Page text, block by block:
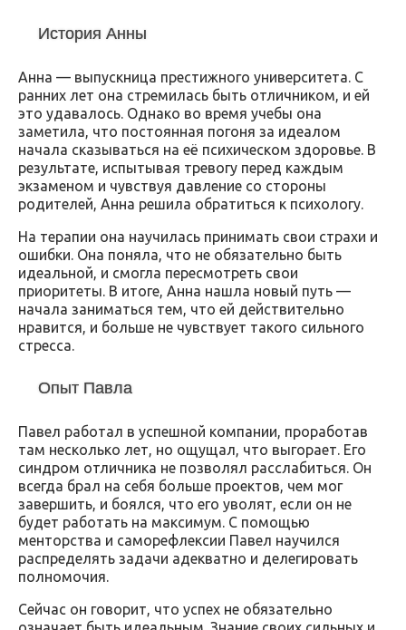
История Анны
Анна — выпускница престижного университета. С
ранних лет она стремилась быть отличником, и ей
это удавалось. Однако во время учебы она
заметила, что постоянная погоня за идеалом
начала сказываться на её психическом здоровье. В
результате, испытывая тревогу перед каждым
экзаменом и чувствуя давление со стороны
родителей, Анна решила обратиться к психологу.
На терапии она научилась принимать свои страхи и
ошибки. Она поняла, что не обязательно быть
идеальной, и смогла пересмотреть свои
приоритеты. В итоге, Анна нашла новый путь —
начала заниматься тем, что ей действительно
нравится, и больше не чувствует такого сильного
стресса.
Опыт Павла
Павел работал в успешной компании, проработав
там несколько лет, но ощущал, что выгорает. Его
синдром отличника не позволял расслабиться. Он
всегда брал на себя больше проектов, чем мог
завершить, и боялся, что его уволят, если он не
будет работать на максимум. С помощью
менторства и саморефлексии Павел научился
распределять задачи адекватно и делегировать
полномочия.
Сейчас он говорит, что успех не обязательно